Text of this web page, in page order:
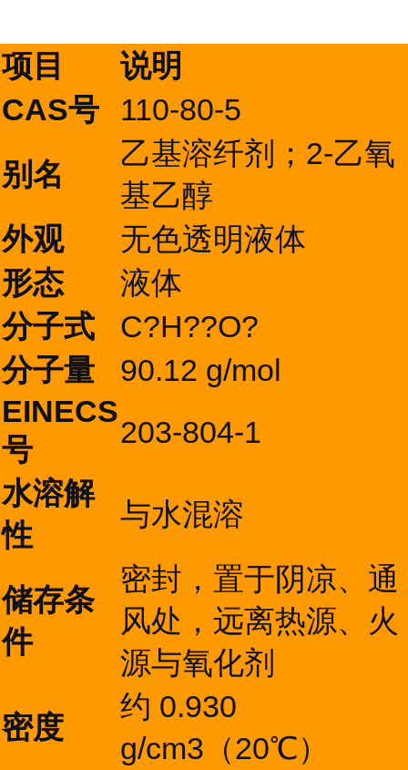
项目
说明
CAS号
110-80-5
别名
乙基溶纤剂；2-乙氧
基乙醇
外观
无色透明液体
形态
液体
分子式
C?H??O?
分子量
90.12 g/mol
EINECS
号
203-804-1
水溶解
性
与水混溶
储存条
件
密封，置于阴凉、通
风处，远离热源、火
源与氧化剂
密度
约 0.930
g/cm3（20℃）